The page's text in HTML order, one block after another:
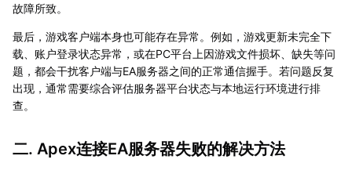
故障所致。
最后，游戏客户端本身也可能存在异常。例如，游戏更新未完全下
载、账户登录状态异常，或在PC平台上因游戏文件损坏、缺失等问
题，都会干扰客户端与EA服务器之间的正常通信握手。若问题反复
出现，通常需要综合评估服务器平台状态与本地运行环境进行排
查。
二. Apex连接EA服务器失败的解决方法